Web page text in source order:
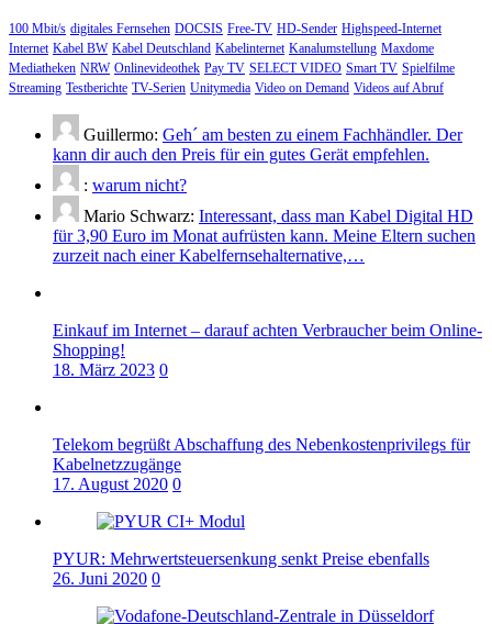
100 Mbit/s digitales Fernsehen DOCSIS Free-TV HD-Sender Highspeed-Internet
Internet Kabel BW Kabel Deutschland Kabelinternet Kanalumstellung Maxdome
Mediatheken NRW Onlinevideothek Pay TV SELECT VIDEO Smart TV Spielfilme
Streaming Testberichte TV-Serien Unitymedia Video on Demand Videos auf Abruf
Guillermo: Geh´ am besten zu einem Fachhändler. Der
kann dir auch den Preis für ein gutes Gerät empfehlen.
: warum nicht?
Mario Schwarz: Interessant, dass man Kabel Digital HD
für 3,90 Euro im Monat aufrüsten kann. Meine Eltern suchen
zurzeit nach einer Kabelfernsehalternative,…
Einkauf im Internet – darauf achten Verbraucher beim Online-
Shopping!
18. März 2023 0
Telekom begrüßt Abschaffung des Nebenkostenprivilegs für
Kabelnetzzugänge
17. August 2020 0
PYUR: Mehrwertsteuersenkung senkt Preise ebenfalls
26. Juni 2020 0